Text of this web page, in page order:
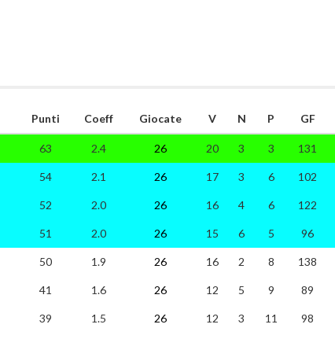
Punti Coeff Giocate V N P GF
63 2.4 26 20 3 3 131
54 2.1 26 17 3 6 102
52 2.0 26 16 4 6 122
51 2.0 26 15 6 5 96
50 1.9 26 16 2 8 138
41 1.6 26 12 5 9 89
39 1.5 26 12 3 11 98